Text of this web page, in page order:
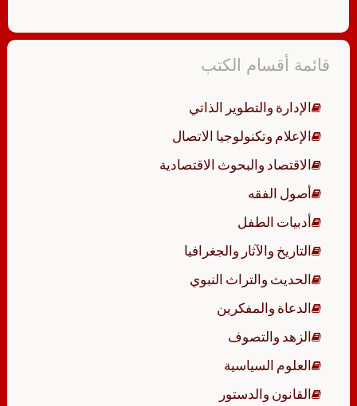
قائمة أقسام الكتب
الإدارة والتطوير الذاتي
الإعلام وتكنولوجيا الاتصال
الاقتصاد والبحوث الاقتصادية
أصول الفقه
أدبيات الطفل
التاريخ والآثار والجغرافيا
الحديث والتراث النبوي
الدعاة والمفكرين
الزهد والتصوف
العلوم السياسية
القانون والدستور